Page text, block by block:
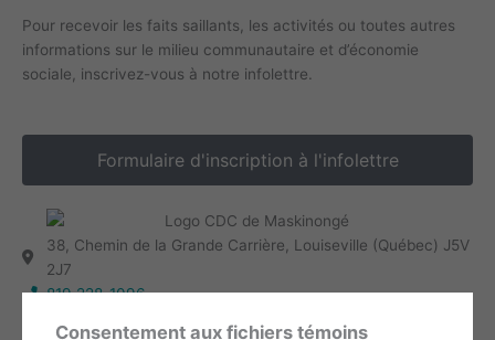
Pour recevoir les faits saillants, les activités ou toutes autres
informations sur le milieu communautaire et d’économie
sociale, inscrivez-vous à notre infolettre.
Formulaire d'inscription à l'infolettre
38, Chemin de la Grande Carrière, Louiseville (Québec) J5V
2J7
819 228-1096
Consentement aux fichiers témoins